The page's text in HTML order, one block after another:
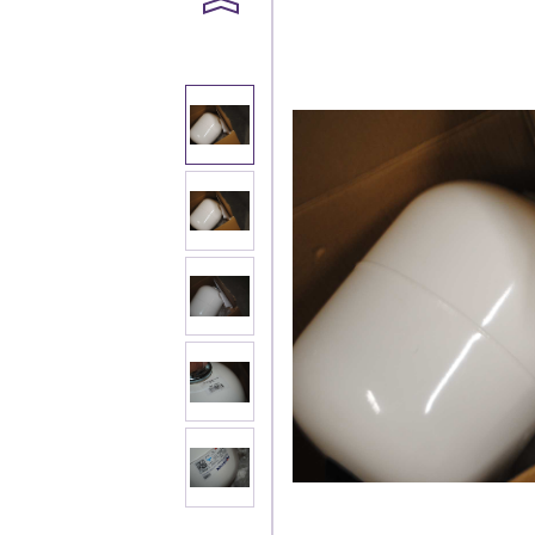
Застройщикам
Снабженцам и
Монтажным
Предприятиям и
О